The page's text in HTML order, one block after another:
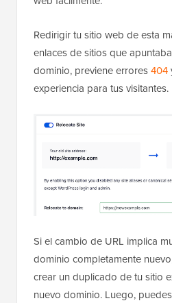
Redirigir tu sitio web de esta
enlaces de sitios que
dominio, previene errores404
experiencia para tus visitantes.
Si el cambio de URL implica
dominio completamente
crear un duplicado de tu sitio
nuevo dominio. Luego,